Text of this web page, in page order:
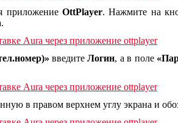
приложение OttPlayer. Нажмите на
введитеЛогин, а в поле
в правом верхнем углу экрана и